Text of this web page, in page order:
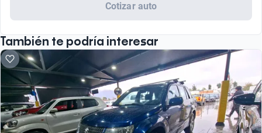
Cotizar auto
También te podría interesar